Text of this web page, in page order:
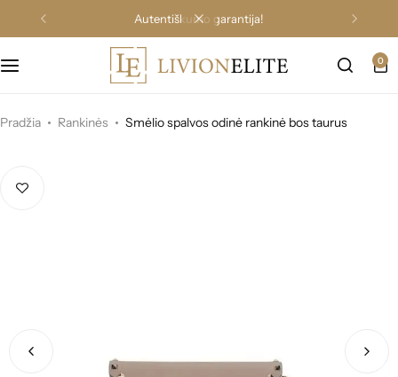
autentiškumo garantija!
0
Pradžia Rankinės Smėlio spalvos odinė rankinė bos taurus